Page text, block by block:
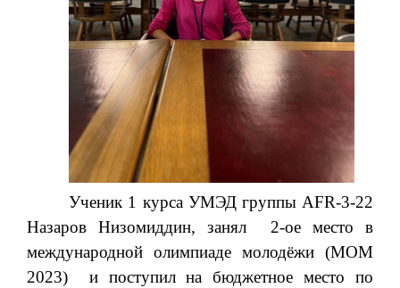
Ученик 1 курса УМЭД группы AFR-3-22
Назаров Низомиддин, занял 2-ое место в
международной олимпиаде молодёжи (МОМ
2023) и поступил на бюджетное место по